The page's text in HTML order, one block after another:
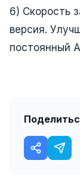
SEO для
+ ещё 6
YouTube
6) Скорость
версия.
постоянный